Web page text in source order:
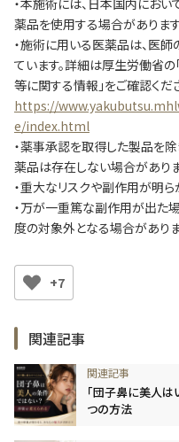
・本施術には、日本国内にお
薬品を使用する場合があります
・施術に用いる医薬品は、医
ています。詳細は厚生労働省
等に関する情報」をご確認くだ
https://
e/index.html
・薬事承認を取得した製品を
薬品は存在しない場合がありま
・重大なリスクや副作用が明
・万が一重篤な副作用が出た
度の対象外となる場合がありま
+7
関連記事
「団子鼻に美人は
つの方法